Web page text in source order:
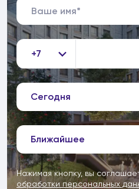
+7
Сегодня
Ближайшее
Нажимая кнопку, вы
обработки персональных